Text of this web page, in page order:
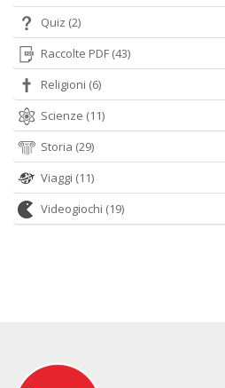
Quiz (2)
Raccolte PDF (43)
Religioni (6)
Scienze (11)
Storia (29)
Viaggi (11)
Videogiochi (19)